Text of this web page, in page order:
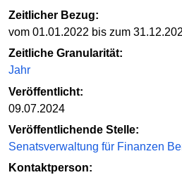
Zeitlicher Bezug:
vom 01.01.2022 bis zum
Zeitliche Granularität:
Jahr
Veröffentlicht:
09.07.2024
Veröffentlichende Stelle:
Senatsverwaltung für Finanzen
Kontaktperson: